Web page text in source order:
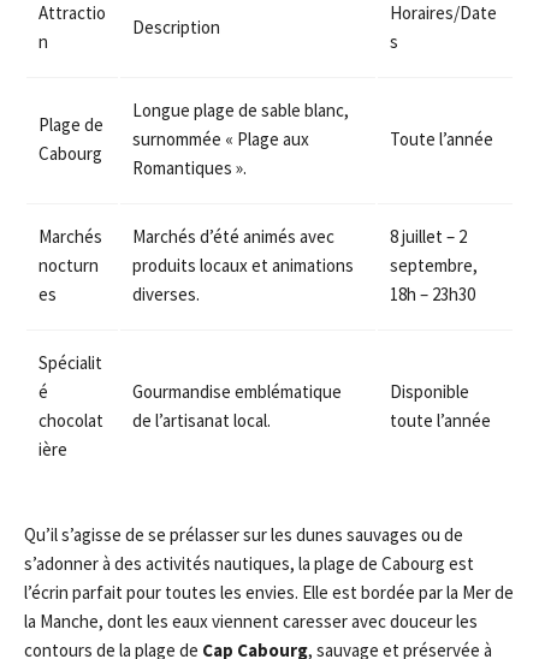
Attractio
n
Description
Horaires/Date
s
Plage de
Cabourg
Longue plage de sable blanc,
surnommée « Plage aux
Romantiques ».
Toute l’année
Marchés
nocturn
es
Marchés d’été animés avec
produits locaux et animations
diverses.
8 juillet – 2
septembre,
18h – 23h30
Spécialit
é
chocolat
ière
Gourmandise emblématique
de l’artisanat local.
Disponible
toute l’année
Qu’il s’agisse de se prélasser sur les dunes sauvages ou de
s’adonner à des activités nautiques, la plage de Cabourg est
l’écrin parfait pour toutes les envies. Elle est bordée par la Mer de
la Manche, dont les eaux viennent caresser avec douceur les
contours de la plage de Cap Cabourg, sauvage et préservée à